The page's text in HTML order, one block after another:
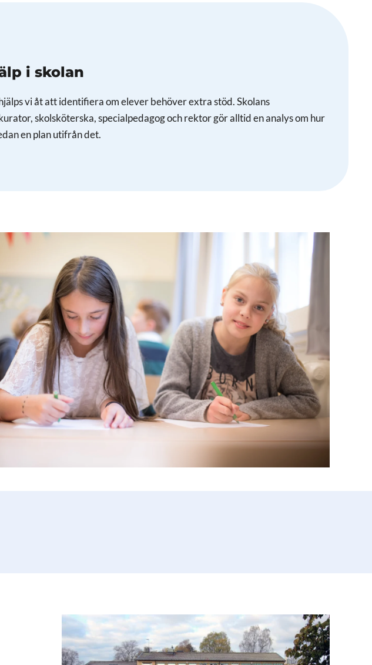
i skolan
vi åt att identifiera om elever behöver extra stöd. Skolans
skolsköterska, specialpedagog och rektor gör alltid en analys om hur
en plan utifrån det.